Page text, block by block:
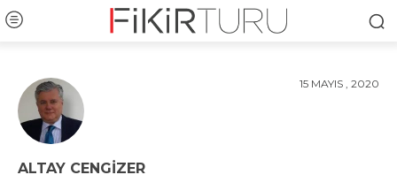
15 MAYIS , 2020
ALTAY CENGIZER